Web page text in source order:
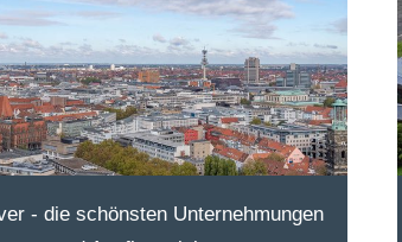
- die schönsten Unternehmungen